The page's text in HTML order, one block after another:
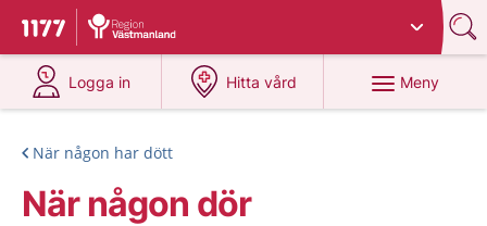
Till startsidan för 1177
Du har valt region
Logga in
på 1177.se
Hitta vård
på 1177.se
Meny
När någon har dött
När någon dör